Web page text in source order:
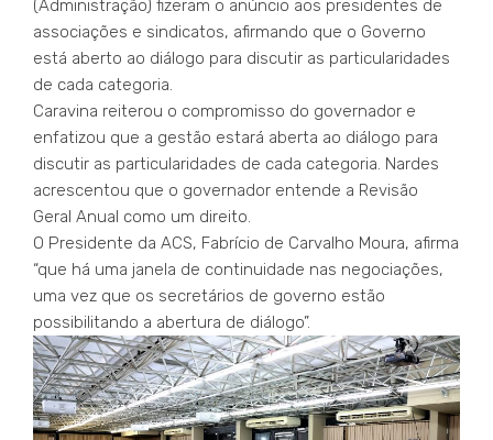
(Administração) fizeram o anúncio aos presidentes de
associações e sindicatos, afirmando que o Governo
está aberto ao diálogo para discutir as particularidades
de cada categoria.
Caravina reiterou o compromisso do governador e
enfatizou que a gestão estará aberta ao diálogo para
discutir as particularidades de cada categoria. Nardes
acrescentou que o governador entende a Revisão
Geral Anual como um direito.
O Presidente da ACS, Fabrício de Carvalho Moura, afirma
“que há uma janela de continuidade nas negociações,
uma vez que os secretários de governo estão
possibilitando a abertura de diálogo”.